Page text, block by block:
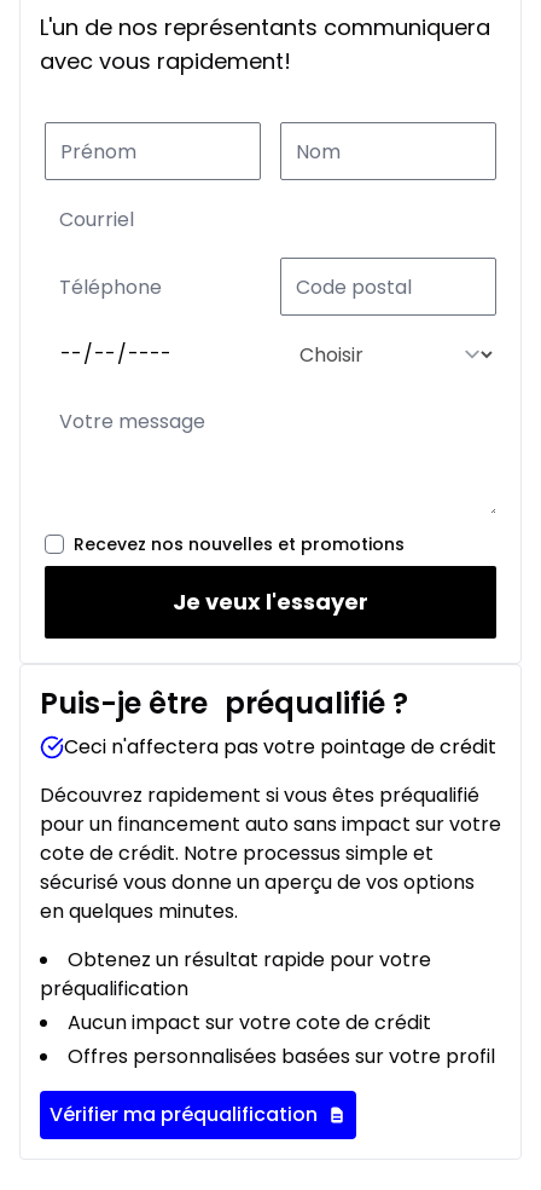
L'un de nos représentants communiquera
avec vous rapidement!
Recevez nos nouvelles et promotions
Je veux l'essayer
Puis-je être préqualifié ?
Ceci n'affectera pas votre pointage de crédit
Découvrez rapidement si vous êtes préqualifié
pour un financement auto sans impact sur votre
cote de crédit. Notre processus simple et
sécurisé vous donne un aperçu de vos options
en quelques minutes.
Obtenez un résultat rapide pour votre
préqualification
Aucun impact sur votre cote de crédit
Offres personnalisées basées sur votre profil
Vérifier ma préqualification